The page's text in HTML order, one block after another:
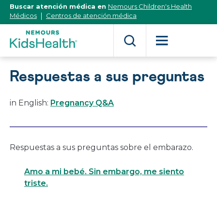
[Skip
Content]
Buscar atención médica en Nemours Children's Health
Médicos
Centros de atención médica
Respuestas a sus preguntas
in English: Pregnancy Q&A
Respuestas a sus preguntas sobre el embarazo.
Amo a mi bebé. Sin embargo, me siento
triste.